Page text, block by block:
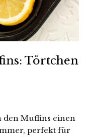
Törtchen
den Muffins einen
perfekt für